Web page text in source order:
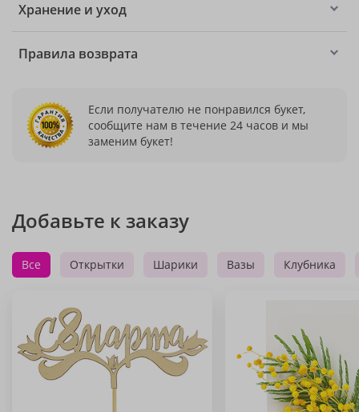
Хранение и уход
Правила возврата
Если получателю не понравился букет,
сообщите нам в течение 24 часов и мы
заменим букет!
Добавьте к заказу
Все Открытки Шарики Вазы Клубника